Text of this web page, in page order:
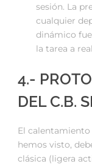
sesión. La
cualquier
dinámico
la tarea a
4.-
DEL C.B.
El
hemos visto,
clásica (ligera